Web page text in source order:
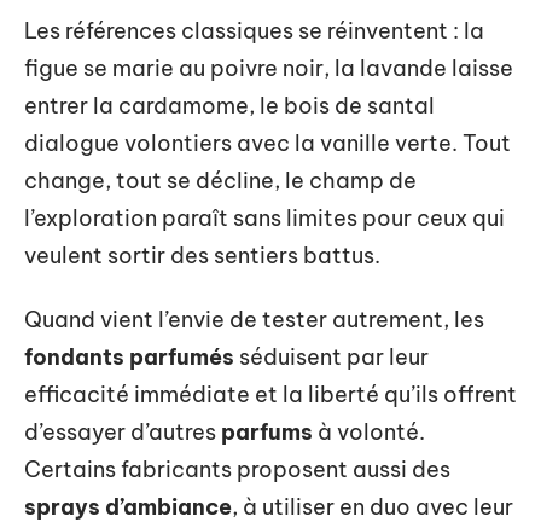
Les références classiques se réinventent : la
figue se marie au poivre noir, la lavande laisse
entrer la cardamome, le bois de santal
dialogue volontiers avec la vanille verte. Tout
change, tout se décline, le champ de
l’exploration paraît sans limites pour ceux qui
veulent sortir des sentiers battus.
Quand vient l’envie de tester autrement, les
fondants parfumés séduisent par leur
efficacité immédiate et la liberté qu’ils offrent
d’essayer d’autres parfums à volonté.
Certains fabricants proposent aussi des
sprays d’ambiance, à utiliser en duo avec leur